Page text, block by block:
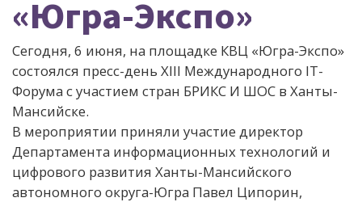
«Югра-Экспо»
Сегодня, 6 июня, на площадке КВЦ «Югра-Экспо»
состоялся пресс-день XIII Международного IT-
Форума с участием стран БРИКС И ШОС в Ханты-
Мансийске.
В мероприятии приняли участие директор
Департамента информационных технологий и
цифрового развития Ханты-Мансийского
автономного округа-Югра Павел Ципорин,